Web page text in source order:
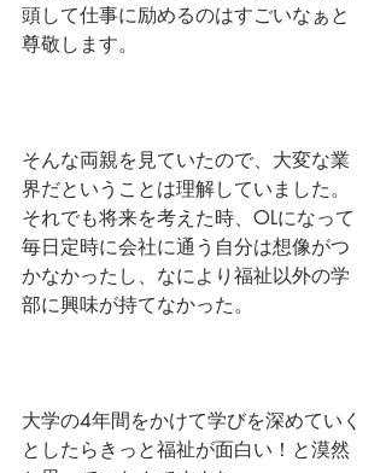
頭して仕事に励めるのはすごいなぁと
尊敬します。
そんな両親を見ていたので、大変な業
界だということは理解していました。
それでも将来を考えた時、OLになって
毎日定時に会社に通う自分は想像がつ
かなかったし、なにより福祉以外の学
部に興味が持てなかった。
大学の4年間をかけて学びを深めていく
としたらきっと福祉が面白い！と漠然